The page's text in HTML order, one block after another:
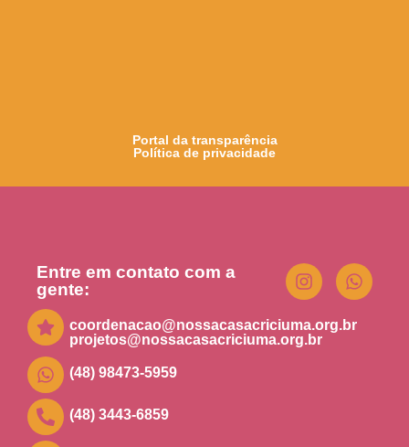
Portal da transparência
Política de privacidade
Entre em contato com a
gente:
coordenacao@nossacasacriciuma.org.br
projetos@nossacasacriciuma.org.br
(48) 98473-5959
(48) 3443-6859